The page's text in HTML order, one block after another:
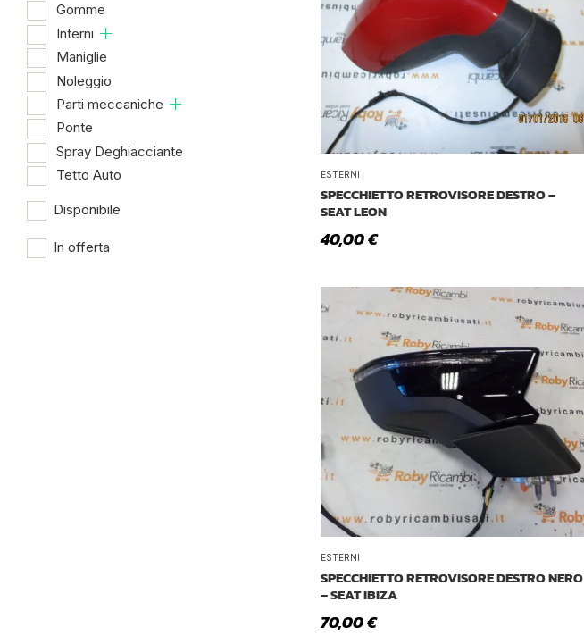
Gomme
Interni
Maniglie
Noleggio
Parti meccaniche
Ponte
Spray Deghiacciante
Tetto Auto
Disponibile
In offerta
ESTERNI
SPECCHIETTO RETROVISORE DESTRO –
SEAT LEON
40,00€
ESTERNI
SPECCHIETTO RETROVISORE DESTRO NERO
– SEAT IBIZA
70,00€